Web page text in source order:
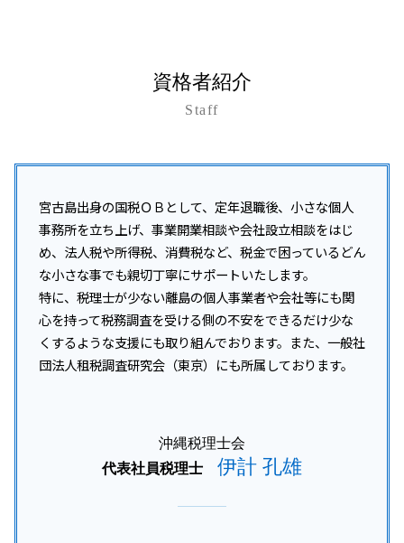
事業承継 生前贈与
事業承継 事業譲渡 違い
資金調達 方法 個人
資金調達 方法 法人
資金調達 方法 スタートアップ
起業 資金調達 個人
資金調達 融資
資金調達 とは
税務調査 いつまでさかのぼる
税務調査 事前通知 チェック表
税務調査 対応
税務調査 事前通知 いつ
税務調査 何年分
税務調査
税務調査 事前通知 修正申告 重加算税
税務調査 内容
税務調査 結果 いつ
税務調査 事前通知
沖縄離島 開業支援
久米島町 所得税 相談
沖縄本島 事業承継
沖縄 所得税 相談
名護市 開業支援
那覇市 法人税 相談
沖縄 企業税務
浦添市 事業承継
南風原町 所得税 相談
糸満市 企業税務
沖縄本島 法人税 相+B175:B202
沖縄本島 所得税 相談
資格者紹介
Staff
宮古島出身の国税ＯＢとして、定年退職後、小さな個人
事務所を立ち上げ、事業開業相談や会社設立相談をはじ
め、法人税や所得税、消費税など、税金で困っているどん
な小さな事でも親切丁寧にサポートいたします。
特に、税理士が少ない離島の個人事業者や会社等にも関
心を持って税務調査を受ける側の不安をできるだけ少な
くするような支援にも取り組んでおります。また、一般社
団法人租税調査研究会（東京）にも所属しております。
沖縄税理士会
代表社員税理士
伊計 孔雄